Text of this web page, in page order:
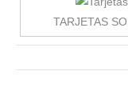
TARJETAS